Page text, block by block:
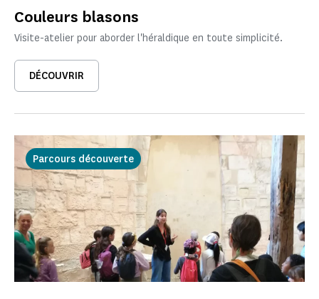
Couleurs blasons
Visite-atelier pour aborder l'héraldique en toute simplicité.
DÉCOUVRIR
Parcours découverte